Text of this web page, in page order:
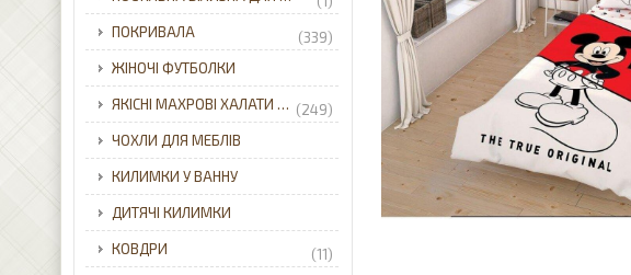
ПОКРИВАЛА
(339)
ЖІНОЧІ ФУТБОЛКИ
ЯКІСНІ МАХРОВІ ХАЛАТИ ДЛЯ ВСІЄЇ РОДИНИ З ДОСТАВКОЮ ПО УКРАЇНІ. (249)
ЧОХЛИ ДЛЯ МЕБЛІВ
КИЛИМКИ У ВАННУ
ДИТЯЧІ КИЛИМКИ
КОВДРИ
(11)